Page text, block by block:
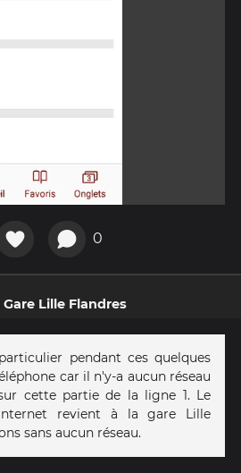
0
Lille Flandres
pendant ces quelques
car il n'y-a aucun réseau
cette partie de la ligne 1. Le
revient à la gare Lille
sans aucun réseau.